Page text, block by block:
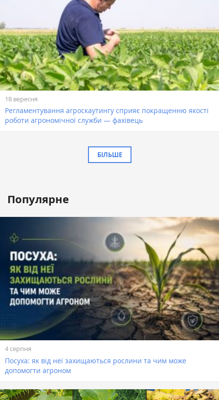
18 вересня
Регламентування агроскаутингу сприяє покращенню якості
роботи агрономічної служби — фахівець
БІЛЬШЕ
Популярне
4 серпня
Посуха: як від неї захищаються рослини та чим може
допомогти агроном